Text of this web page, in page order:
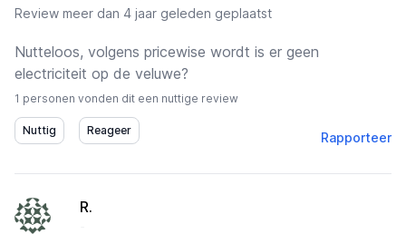
Review meer dan 4 jaar geleden geplaatst
Nutteloos, volgens pricewise wordt is er geen
electriciteit op de veluwe?
1 personen vonden dit een nuttige review
Rapporteer
R.